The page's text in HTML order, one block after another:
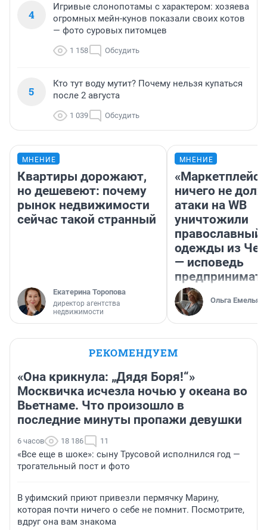
4
Игривые слонопотамы с характером: хозяева
огромных мейн-кунов показали своих котов
— фото суровых питомцев
1 158 Обсудить
5
Кто тут воду мутит? Почему нельзя купаться
после 2 августа
1 039 Обсудить
МНЕНИЕ
Квартиры дорожают,
но дешевеют: почему
рынок недвижимости
сейчас такой странный
Екатерина Торопова
директор агентства
недвижимости
МНЕНИЕ
«Маркетплейс
ничего не
атаки на WB
уничтожили
православный
одежды из
— исповедь
Ольга
РЕКОМЕНДУЕМ
«Она крикнула: „Дядя Боря!“»
Москвичка исчезла ночью у океана во
Вьетнаме. Что произошло в
последние минуты пропажи девушки
6 часов 18 186 11
«Все еще в шоке»: сыну Трусовой исполнился год —
трогательный пост и фото
В уфимский приют привезли пермячку Марину,
которая почти ничего о себе не помнит. Посмотрите,
вдруг она вам знакома